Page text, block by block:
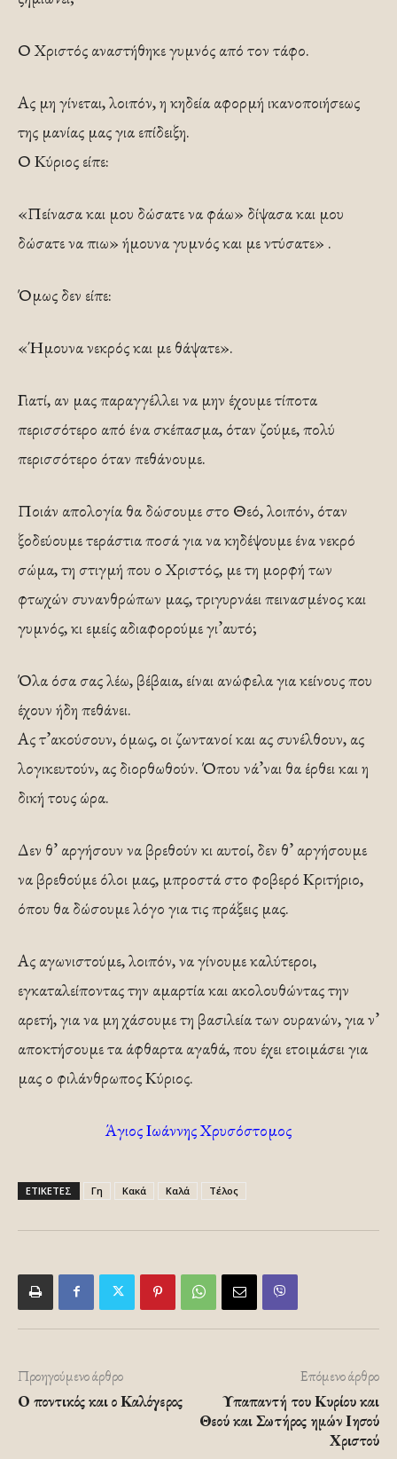
Ο Χριστός αναστήθηκε γυμνός από τον τάφο.
Ας μη γίνεται, λοιπόν, η κηδεία αφορμή ικανοποιήσεως
της μανίας μας για επίδειξη.
Ο Κύριος είπε:
«Πείνασα και μου δώσατε να φάω» δίψασα και μου
δώσατε να πιω» ήμουνα γυμνός και με ντύσατε» .
Όμως δεν είπε:
«Ήμουνα νεκρός και με θάψατε».
Γιατί, αν μας παραγγέλλει να μην έχουμε τίποτα
περισσότερο από ένα σκέπασμα, όταν ζούμε, πολύ
περισσότερο όταν πεθάνουμε.
Ποιάν απολογία θα δώσουμε στο Θεό, λοιπόν, όταν
ξοδεύουμε τεράστια ποσά για να κηδέψουμε ένα νεκρό
σώμα, τη στιγμή που ο Χριστός, με τη μορφή των
φτωχών συνανθρώπων μας, τριγυρνάει πεινασμένος και
γυμνός, κι εμείς αδιαφορούμε γι’αυτό;
Όλα όσα σας λέω, βέβαια, είναι ανώφελα για κείνους που
έχουν ήδη πεθάνει.
Ας τ’ακούσουν, όμως, οι ζωντανοί και ας συνέλθουν, ας
λογικευτούν, ας διορθωθούν. Όπου νά’ναι θα έρθει και η
δική τους ώρα.
Δεν θ’ αργήσουν να βρεθούν κι αυτοί, δεν θ’ αργήσουμε
να βρεθούμε όλοι μας, μπροστά στο φοβερό Κριτήριο,
όπου θα δώσουμε λόγο για τις πράξεις μας.
Ας αγωνιστούμε, λοιπόν, να γίνουμε καλύτεροι,
εγκαταλείποντας την αμαρτία και ακολουθώντας την
αρετή, για να μη χάσουμε τη βασιλεία των ουρανών, για ν’
αποκτήσουμε τα άφθαρτα αγαθά, που έχει ετοιμάσει για
μας ο φιλάνθρωπος Κύριος.
Άγιος Ιωάννης Χρυσόστομος
ΕΤΙΚΕΤΕΣ Γη Κακά Καλά Τέλος
Προηγούμενο άρθρο
Ο ποντικός και ο Καλόγερος
Επόμενο άρθρο
Υπαπαντή του Κυρίου και
Θεού και Σωτήρος ημών Ιησού
Χριστού